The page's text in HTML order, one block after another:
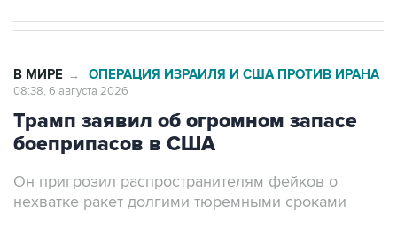
В МИРЕ → ОПЕРАЦИЯ ИЗРАИЛЯ И США ПРОТИВ ИРАНА
08:38, 6 августа 2026
Трамп заявил об огромном запасе
боеприпасов в США
Он пригрозил распространителям фейков о
нехватке ракет долгими тюремными сроками